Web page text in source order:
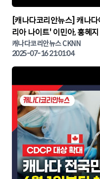
▶
[캐나다코리안뉴스] 캐나
리아 나이트' 이민아, 홍혜
KOREA NIGHT | 캐나다뉴
캐나다코리안뉴스 CKNN
2025-07-16 21:01:04